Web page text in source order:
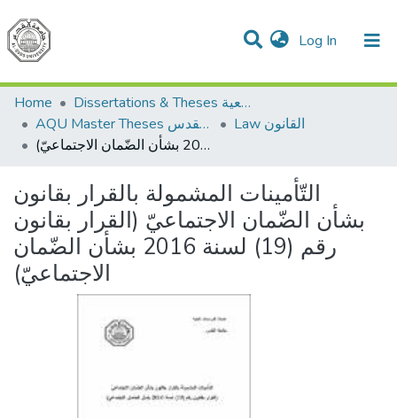
Log In (current)
Communities & Collections
All of DSpace
Home
Dissertations & Theses الرسائل الجامعية
AQU Master Theses الرسائل الجامعية الخاصة بجامعة القدس
Law القانون
التّأمينات المشمولة بالقرار بقانون بشأن الضّمان الاجتماعيّ (القرار بقانون رقم (19) لسنة 2016 بشأن الضّمان الاجتماعيّ)
التّأمينات المشمولة بالقرار بقانون
بشأن الضّمان الاجتماعيّ (القرار بقانون
رقم (19) لسنة 2016 بشأن الضّمان
الاجتماعيّ)